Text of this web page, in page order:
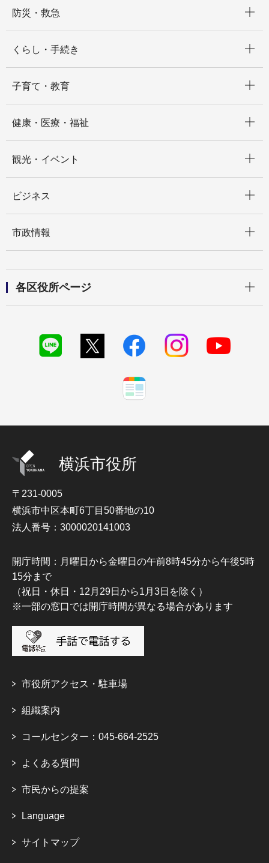
防災・救急
くらし・手続き
子育て・教育
健康・医療・福祉
観光・イベント
ビジネス
市政情報
各区役所ページ
横浜市役所
〒231-0005
横浜市中区本町6丁目50番地の10
法人番号：3000020141003
開庁時間：月曜日から金曜日の午前8時45分から午後5時
15分まで
（祝日・休日・12月29日から1月3日を除く）
※一部の窓口では開庁時間が異なる場合があります
市役所アクセス・駐車場
組織案内
コールセンター：045-664-2525
よくある質問
市民からの提案
Language
サイトマップ